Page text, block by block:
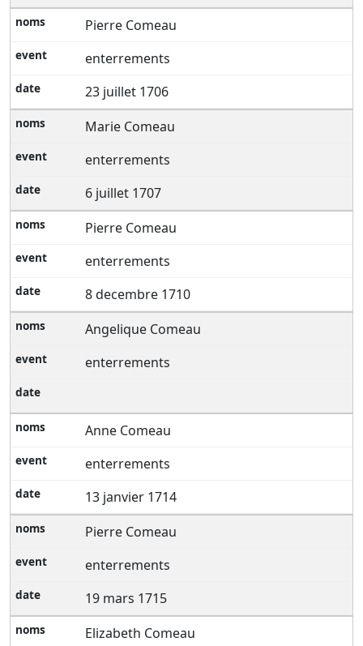
Pierre Comeau
enterrements
23 juillet 1706
Marie Comeau
enterrements
6 juillet 1707
Pierre Comeau
enterrements
8 decembre 1710
Angelique Comeau
enterrements
Anne Comeau
enterrements
13 janvier 1714
Pierre Comeau
enterrements
19 mars 1715
Elizabeth Comeau